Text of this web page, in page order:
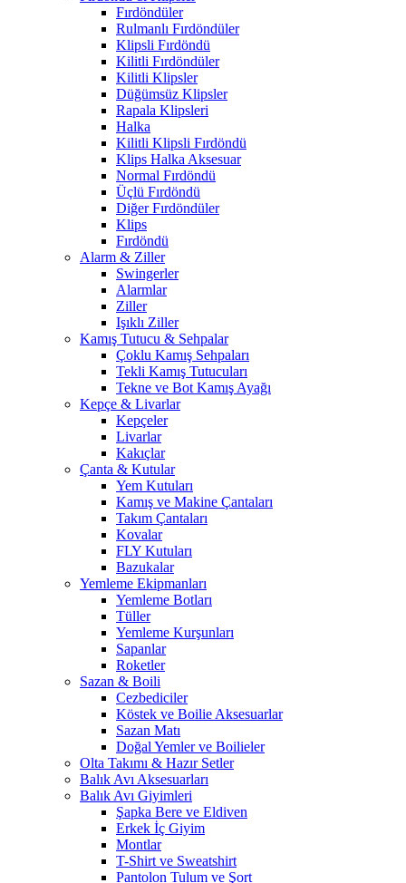
Fırdöndüler
Rulmanlı Fırdöndüler
Klipsli Fırdöndü
Kilitli Fırdöndüler
Kilitli Klipsler
Düğümsüz Klipsler
Rapala Klipsleri
Halka
Kilitli Klipsli Fırdöndü
Klips Halka Aksesuar
Normal Fırdöndü
Üçlü Fırdöndü
Diğer Fırdöndüler
Klips
Fırdöndü
Alarm & Ziller
Swingerler
Alarmlar
Ziller
Işıklı Ziller
Kamış Tutucu & Sehpalar
Çoklu Kamış Sehpaları
Tekli Kamış Tutucuları
Tekne ve Bot Kamış Ayağı
Kepçe & Livarlar
Kepçeler
Livarlar
Kakıçlar
Çanta & Kutular
Yem Kutuları
Kamış ve Makine Çantaları
Takım Çantaları
Kovalar
FLY Kutuları
Bazukalar
Yemleme Ekipmanları
Yemleme Botları
Tüller
Yemleme Kurşunları
Sapanlar
Roketler
Sazan & Boili
Cezbediciler
Köstek ve Boilie Aksesuarlar
Sazan Matı
Doğal Yemler ve Boilieler
Olta Takımı & Hazır Setler
Balık Avı Aksesuarları
Balık Avı Giyimleri
Şapka Bere ve Eldiven
Erkek İç Giyim
Montlar
T-Shirt ve Sweatshirt
Pantolon Tulum ve Şort